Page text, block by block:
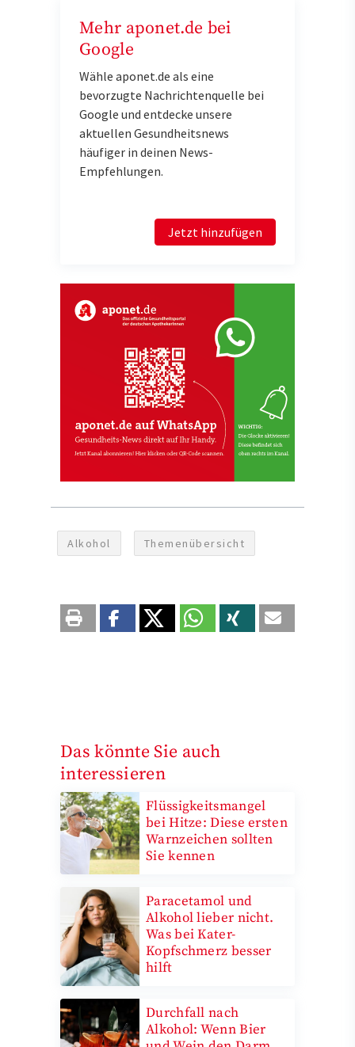
Mehr aponet.de bei
Google
Wähle aponet.de als eine
bevorzugte Nachrichtenquelle bei
Google und entdecke unsere
aktuellen Gesundheitsnews
häufiger in deinen News-
Empfehlungen.
Jetzt hinzufügen
Alkohol Themenübersicht
Das könnte Sie auch
interessieren
Flüssigkeitsmangel
bei Hitze: Diese ersten
Warnzeichen sollten
Sie kennen
Paracetamol und
Alkohol lieber nicht.
Was bei Kater-
Kopfschmerz besser
hilft
Durchfall nach
Alkohol: Wenn Bier